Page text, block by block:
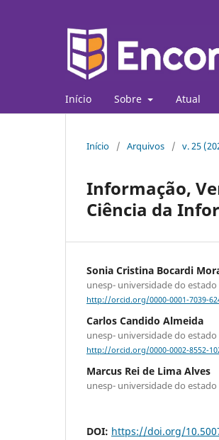
Início Sobre Atual
Início / Arquivos / v. 25
Informação,
Ciência da
Sonia Cristina Bocardi
unesp- universidade do estado
http://orcid.org/0000-0001-7039-
Carlos Candido Almeida
unesp- universidade do estado
http://orcid.org/0000-0002-8552-
Marcus Rei de Lima Alves
unesp- universidade do estado
DOI: https://doi.org/